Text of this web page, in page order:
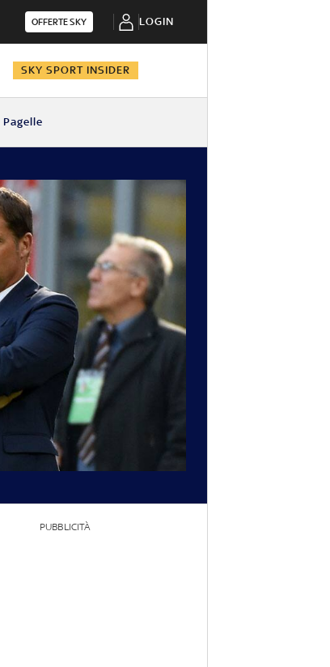
OFFERTE SKY LOGIN
SKY SPORT INSIDER
Pagelle
PUBBLICITÀ